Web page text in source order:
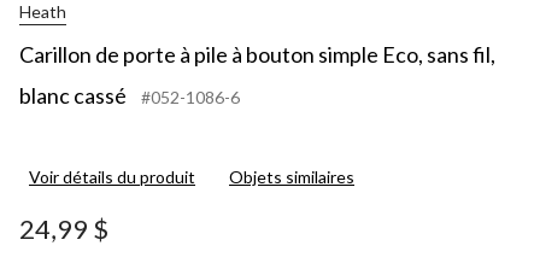
Heath
Carillon de porte à pile à bouton simple Eco, sans fil,
blanc cassé
#052-1086-6
Voir détails du produit Objets similaires
24,99 $